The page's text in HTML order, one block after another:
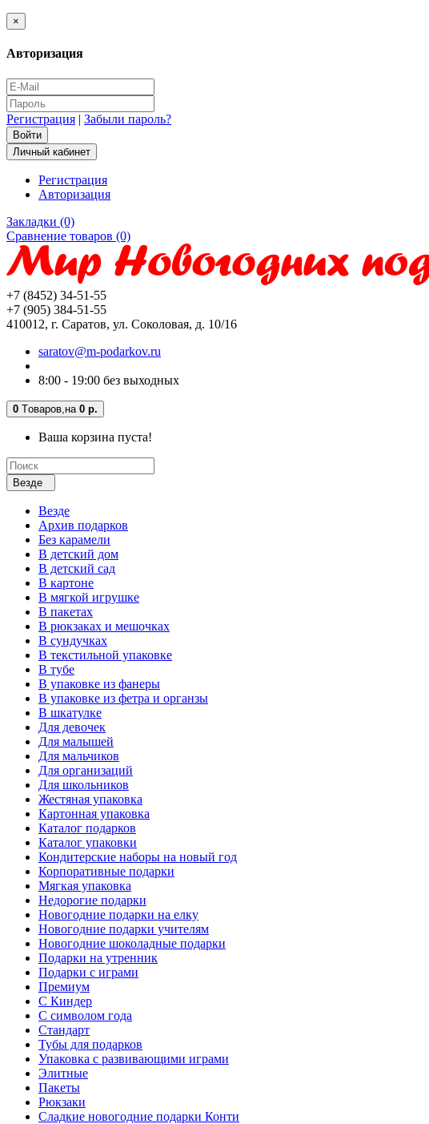
×
Авторизация
Регистрация | Забыли пароль?
Личный кабинет
Регистрация
Авторизация
Закладки (0)
Сравнение товаров (0)
+7 (8452) 34-51-55
+7 (905) 384-51-55
410012, г. Саратов, ул. Соколовая, д. 10/16
saratov@m-podarkov.ru
8:00 - 19:00 без выходных
0 Tоваров, на 0 р.
Ваша корзина пуста!
Везде
Везде
Архив подарков
Без карамели
В детский дом
В детский сад
В картоне
В мягкой игрушке
В пакетах
В рюкзаках и мешочках
В сундучках
В текстильной упаковке
В тубе
В упаковке из фанеры
В упаковке из фетра и органзы
В шкатулке
Для девочек
Для малышей
Для мальчиков
Для организаций
Для школьников
Жестяная упаковка
Картонная упаковка
Каталог подарков
Каталог упаковки
Кондитерские наборы на новый год
Корпоративные подарки
Мягкая упаковка
Недорогие подарки
Новогодние подарки на елку
Новогодние подарки учителям
Новогодние шоколадные подарки
Подарки на утренник
Подарки с играми
Премиум
С Киндер
С символом года
Стандарт
Тубы для подарков
Упаковка с развивающими играми
Элитные
Пакеты
Рюкзаки
Сладкие новогодние подарки Конти